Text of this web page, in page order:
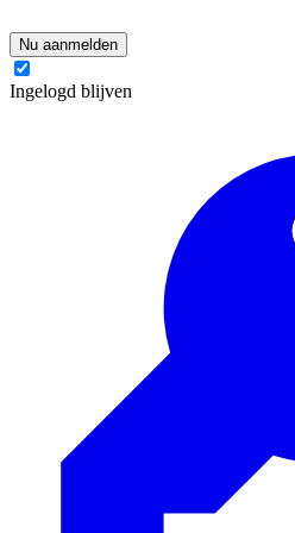
Nu aanmelden
Ingelogd blijven